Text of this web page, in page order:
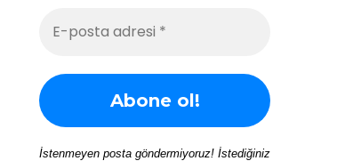
İstenmeyen posta göndermiyoruz! İstediğiniz